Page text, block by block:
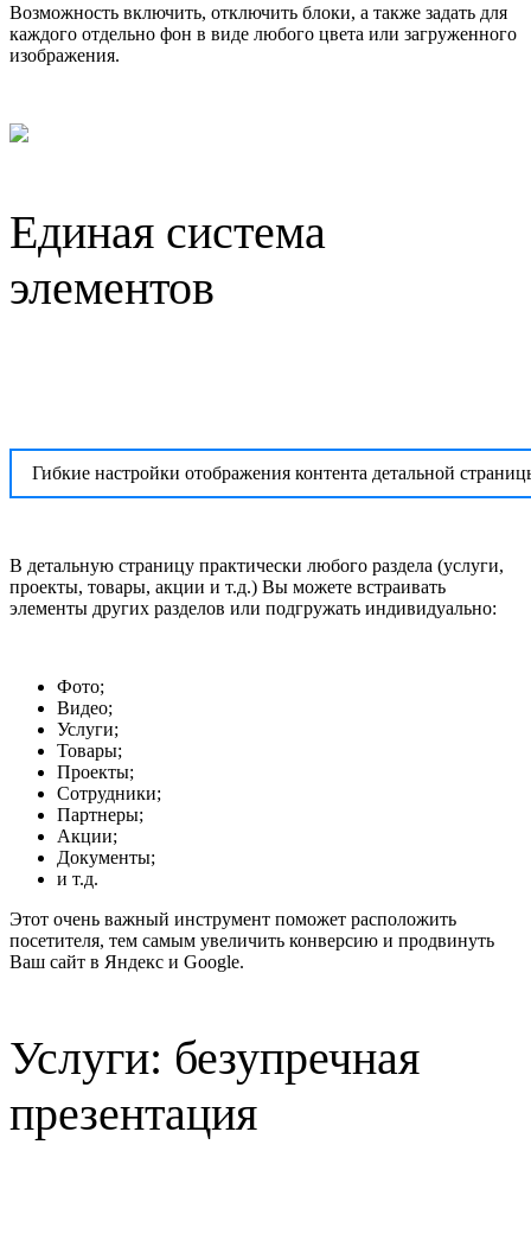
Возможность включить, отключить блоки, а также задать для
каждого отдельно фон в виде любого цвета или загруженного
изображения.
Единая система
элементов
Гибкие настройки отображения контента детальной
В детальную страницу практически любого раздела (услуги,
проекты, товары, акции и т.д.) Вы можете встраивать
элементы других разделов или подгружать индивидуально:
Фото;
Видео;
Услуги;
Товары;
Проекты;
Сотрудники;
Партнеры;
Акции;
Документы;
и т.д.
Этот очень важный инструмент поможет расположить
посетителя, тем самым увеличить конверсию и продвинуть
Ваш сайт в Яндекс и Google.
Услуги: безупречная
презентация